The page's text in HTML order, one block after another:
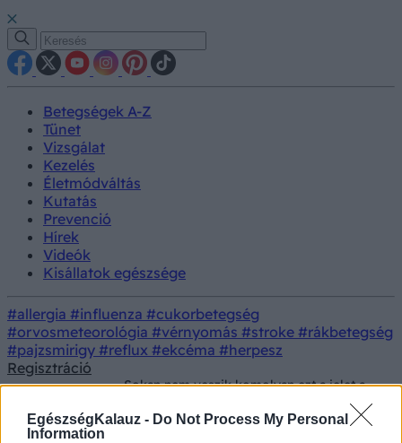
EgészségKalauz - Do Not Process My Personal
Information
Betegségek A-Z
Tünet
Vizsgálat
Kezelés
Életmódváltás
Kutatás
Prevenció
Hírek
Videók
Kisállatok egészsége
#allergia #influenza #cukorbetegség
#orvosmeteorológia #vérnyomás #stroke #rákbetegség
#pajzsmirigy #reflux #ekcéma #herpesz
Regisztráció
Sokan nem veszik komolyan ezt a jelet a
fülcimpájukon, pedig a szív egészségéről
árulkodhat